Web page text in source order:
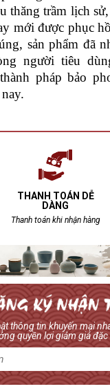
thăng trầm lịch
mới được phục
sản phẩm đã
người tiêu
pháp bảo
THANH TOÁN DỄ
DÀNG
Thanh toán khi nhận hàng
thông tin khuyến mại
quyền lợi giảm giá đặc